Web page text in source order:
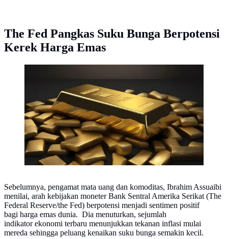
The Fed Pangkas Suku Bunga Berpotensi
Kerek Harga Emas
Sebelumnya, pengamat mata uang dan komoditas, Ibrahim Assuaibi
menilai, arah kebijakan moneter Bank Sentral Amerika Serikat (The
Federal Reserve/the Fed) berpotensi menjadi sentimen positif
bagi harga emas dunia. Dia menuturkan, sejumlah
indikator ekonomi terbaru menunjukkan tekanan inflasi mulai
mereda sehingga peluang kenaikan suku bunga semakin kecil.